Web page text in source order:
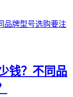
钱？不同品